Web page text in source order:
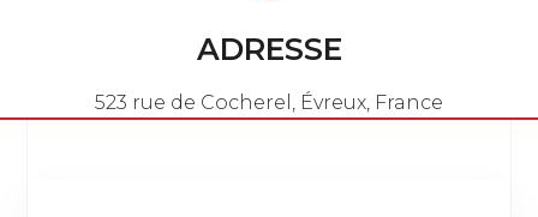
ADRESSE
523 rue de Cocherel , Évreux, France